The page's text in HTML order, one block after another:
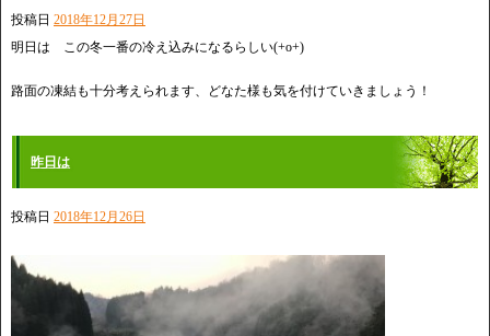
投稿日 2018年12月27日
明日は この冬一番の冷え込みになるらしい(+o+)
路面の凍結も十分考えられます、どなた様も気を付けていきましょう！
昨日は
投稿日 2018年12月26日